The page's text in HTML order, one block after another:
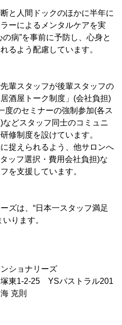
と人間ドックのほかに半年に
ーによるメンタルケアを実
病”を事前に予防し、心身と
るよう配慮しています。
輩スタッフが後輩スタッフの
酒屋トーク制度」(会社負担)
度のセミナーの強制参加(各ス
どスタッフ同士のコミュニ
修制度を設けています。
捉えられるよう、他サロンへ
ッフ選択・費用会社負担)な
を支援しています。
ズは、“日本一スタッフ満足
ります。
ショナリーズ
東1-2-25 YSパストラル201
克則